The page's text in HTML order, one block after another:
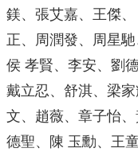
鎂、張艾嘉、王傑
正、周潤發、周星
侯 孝賢、李安、劉
戴立忍、舒淇、梁
文、趙薇、章子怡
德聖、陳 玉勳、王